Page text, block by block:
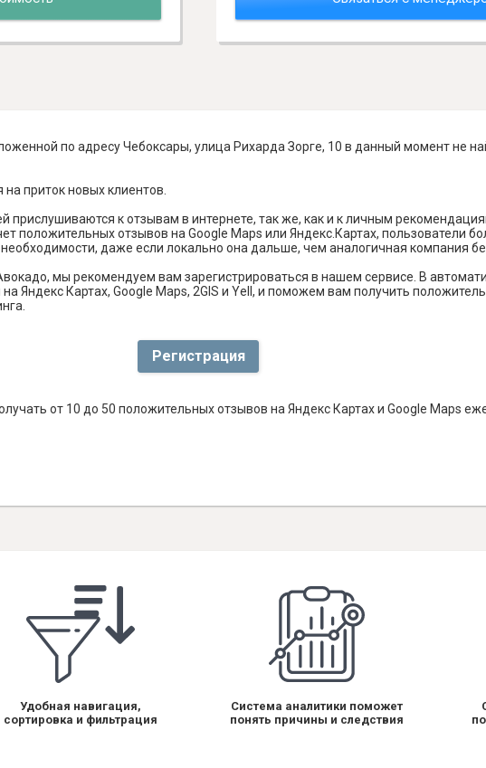
по адресу Чебоксары, улица Рихарда Зорге, 10 в данный момент не
приток новых клиентов.
прислушиваются к отзывам в интернете, так же, как и к личным
положительных отзывов на Google Maps или Яндекс.Картах, пользователи
даже если локально она дальше, чем аналогичная компания
мы рекомендуем вам зарегистрироваться в нашем сервисе. В
Яндекс Картах, Google Maps, 2GIS и Yell, и поможем вам получить
Регистрация
от 10 до 50 положительных отзывов на Яндекс Картах и Google Maps
Удобная навигация,
сортировка и фильтрация
Система аналитики поможет
понять причины и следствия